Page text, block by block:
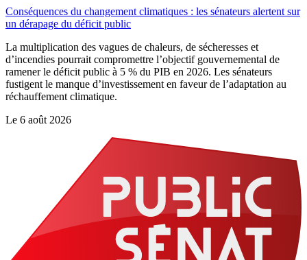
Conséquences du changement climatiques : les sénateurs alertent sur
un dérapage du déficit public
La multiplication des vagues de chaleurs, de sécheresses et
d’incendies pourrait compromettre l’objectif gouvernemental de
ramener le déficit public à 5 % du PIB en 2026. Les sénateurs
fustigent le manque d’investissement en faveur de l’adaptation au
réchauffement climatique.
Le 6 août 2026